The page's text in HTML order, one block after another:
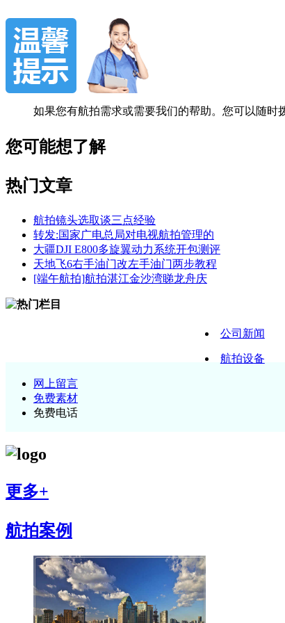
如果您有航拍需求或需要我们的帮助。您可以随时
您可能想了解
热门文章
航拍镜头选取谈三点经验
转发:国家广电总局对电视航拍管理的
大疆DJI E800多旋翼动力系统开包测评
天地飞6右手油门改左手油门两步教程
[端午航拍]航拍湛江金沙湾睇龙舟庆
公司新闻
航拍设备
网上留言
免费素材
免费电话
更多+
航拍案例